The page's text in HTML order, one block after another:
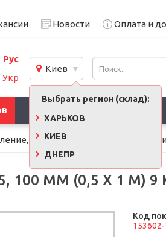
Новости Оплата и
Рус
Укр
Киев
Выбрать регион (склад):
ХАРЬКОВ
КИЕВ
ДНЕПР
фасад Утеплители и
100 ММ (0,5 Х 1 М) 9
Код